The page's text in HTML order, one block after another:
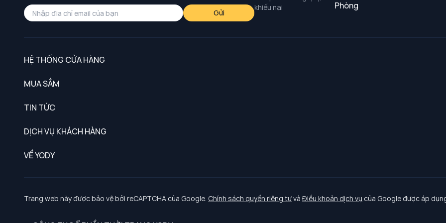
khiếu nại
Phòng
Gửi
HỆ THỐNG CỬA HÀNG
MUA SẮM
TIN TỨC
DỊCH VỤ KHÁCH HÀNG
Chính sách khách hàng thân thiết
Chính sách bảo vệ dữ liệu cá nhân
Chính sách thanh toán, giao nhận
VỀ YODY
Tuyển dụng
Trang web này được bảo vệ bởi reCAPTCHA của Google. Chính sách quyền riêng tưvà Điều khoản dịch vụ của Google được áp